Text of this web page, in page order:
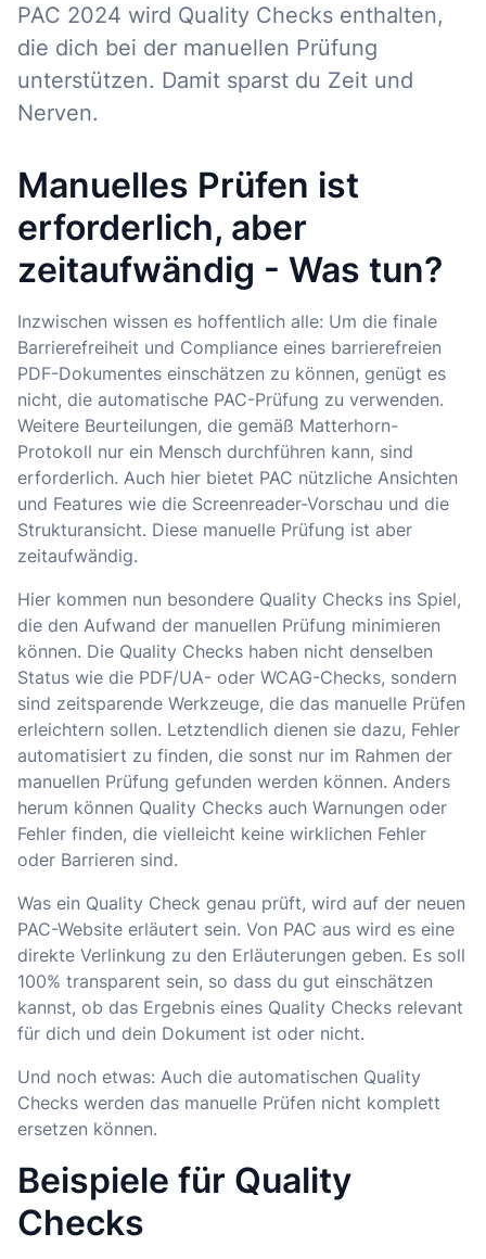
PAC 2024 wird Quality Checks enthalten,
die dich bei der manuellen Prüfung
unterstützen. Damit sparst du Zeit und
Nerven.
Manuelles Prüfen ist
erforderlich, aber
zeitaufwändig - Was tun?
Inzwischen wissen es hoffentlich alle: Um die finale
Barrierefreiheit und Compliance eines barrierefreien
PDF-Dokumentes einschätzen zu können, genügt es
nicht, die automatische PAC-Prüfung zu verwenden.
Weitere Beurteilungen, die gemäß Matterhorn-
Protokoll nur ein Mensch durchführen kann, sind
erforderlich. Auch hier bietet PAC nützliche Ansichten
und Features wie die Screenreader-Vorschau und die
Strukturansicht. Diese manuelle Prüfung ist aber
zeitaufwändig.
Hier kommen nun besondere Quality Checks ins Spiel,
die den Aufwand der manuellen Prüfung minimieren
können. Die Quality Checks haben nicht denselben
Status wie die PDF/UA- oder WCAG-Checks, sondern
sind zeitsparende Werkzeuge, die das manuelle Prüfen
erleichtern sollen. Letztendlich dienen sie dazu, Fehler
automatisiert zu finden, die sonst nur im Rahmen der
manuellen Prüfung gefunden werden können. Anders
herum können Quality Checks auch Warnungen oder
Fehler finden, die vielleicht keine wirklichen Fehler
oder Barrieren sind.
Was ein Quality Check genau prüft, wird auf der neuen
PAC-Website erläutert sein. Von PAC aus wird es eine
direkte Verlinkung zu den Erläuterungen geben. Es soll
100% transparent sein, so dass du gut einschätzen
kannst, ob das Ergebnis eines Quality Checks relevant
für dich und dein Dokument ist oder nicht.
Und noch etwas: Auch die automatischen Quality
Checks werden das manuelle Prüfen nicht komplett
ersetzen können.
Beispiele für Quality
Checks